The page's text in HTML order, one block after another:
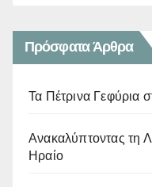
Πρόσφατα Άρθρα
Τα Πέτρινα Γεφύρια
Ανακαλύπτοντας τη
Ηραίο